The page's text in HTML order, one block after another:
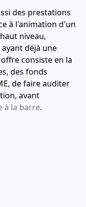
des prestations
à l'animation d'un
niveau,
déjà une
consiste en la
des fonds
de faire auditer
avant
à la barre.